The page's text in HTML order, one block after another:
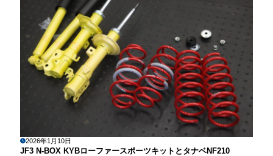
2026年1月10日
JF3 N-BOX KYBローファースポーツキットとタナベNF210